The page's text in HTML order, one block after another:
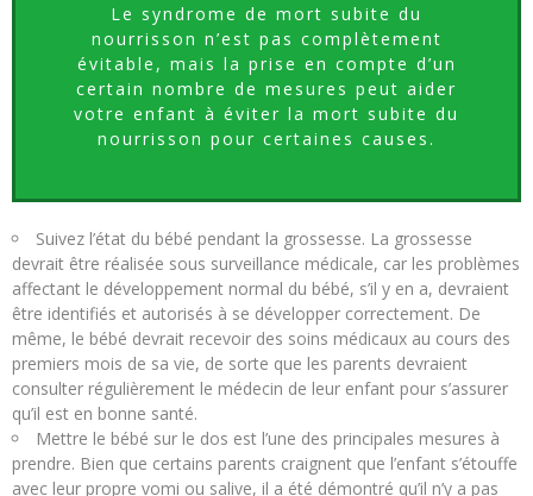
Le syndrome de mort subite du
nourrisson n’est pas complètement
évitable, mais la prise en compte d’un
certain nombre de mesures peut aider
votre enfant à éviter la mort subite du
nourrisson pour certaines causes.
Suivez l’état du bébé pendant la grossesse. La grossesse
devrait être réalisée sous surveillance médicale, car les problèmes
affectant le développement normal du bébé, s’il y en a, devraient
être identifiés et autorisés à se développer correctement. De
même, le bébé devrait recevoir des soins médicaux au cours des
premiers mois de sa vie, de sorte que les parents devraient
consulter régulièrement le médecin de leur enfant pour s’assurer
qu’il est en bonne santé.
Mettre le bébé sur le dos est l’une des principales mesures à
prendre. Bien que certains parents craignent que l’enfant s’étouffe
avec leur propre vomi ou salive, il a été démontré qu’il n’y a pas